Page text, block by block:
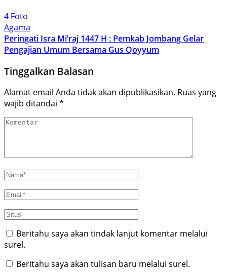
4 Foto
Agama
Peringati Isra Mi’raj 1447 H : Pemkab Jombang Gelar
Pengajian Umum Bersama Gus Qoyyum
Tinggalkan Balasan
Alamat email Anda tidak akan dipublikasikan. Ruas yang
wajib ditandai *
Beritahu saya akan tindak lanjut komentar melalui
surel.
Beritahu saya akan tulisan baru melalui surel.